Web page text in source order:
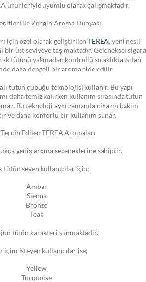
ürünleriyle uyumlu olarak çalışmaktadır.
ile Zengin Aroma Dünyası
için özel olarak geliştirilen TEREA, yeni nesil
bir üst seviyeye taşımaktadır. Geleneksel sigara
tütünü yakmadan kontrollü sıcaklıkta ısıtan
daha dengeli bir aroma elde edilir.
tütün çubuğu teknolojisi kullanır. Bu yapı
daha temiz kalırken kullanım sırasında tütün
Bu teknoloji aynı zamanda cihazın bakım
ve daha konforlu bir kullanım sunar.
Tercih Edilen TEREA Aromaları
geniş aroma seçeneklerine sahiptir.
tütün seven kullanıcılar için;
Amber
Sienna
Bronze
Teak
tütün karakteri sunmaktadır.
içim isteyen kullanıcılar ise;
Yellow
Turquoise